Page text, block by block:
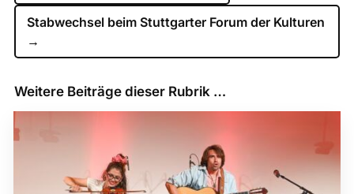
Stabwechsel beim Stuttgarter Forum der Kulturen
→
Weitere Beiträge dieser Rubrik …